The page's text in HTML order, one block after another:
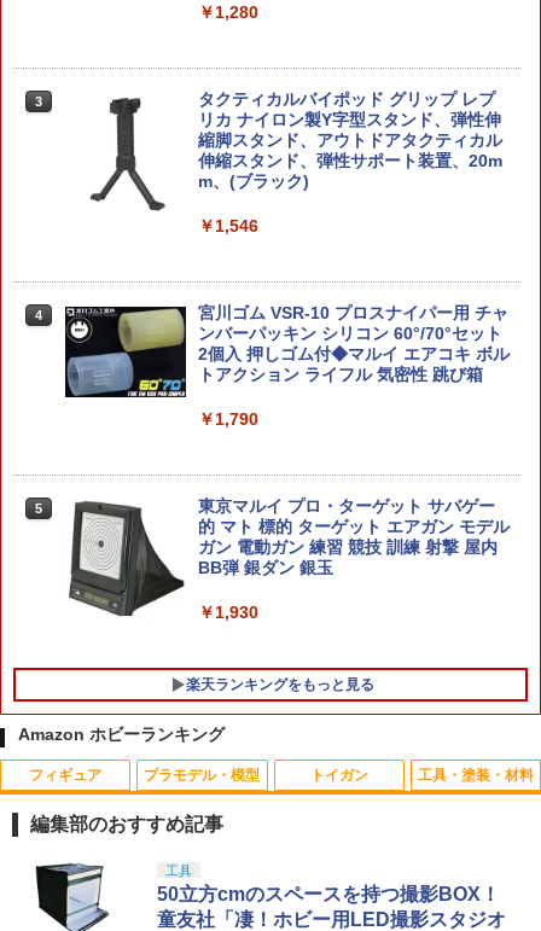
S バンダイ スピリッツ ガンダム プラモ
デル ガンプラ 機動戦士ガンダム 水星の
魔女
￥4,800
プレミアムバンダイ限定 [5061862]＜プ
ラモデル＞（代引き不可）6512
￥4,830
版) 【B】 ※未組立・外箱に傷み、少し
破れあり
￥4,950
フィギュア)
￥7,506
【中古】 美品 タカラトミー トランスフ
￥7,552
ア ｢一番くじ ブルーロック 存在の証明｣
￥1,280
3
タクティカルバイポッド グリップ レプ
リカ ナイロン製Y字型スタンド、弾性伸
縮脚スタンド、アウトドアタクティカル
伸縮スタンド、弾性サポート装置、20m
m、(ブラック)
￥1,546
4
宮川ゴム VSR-10 プロスナイパー用 チャ
ンバーパッキン シリコン 60°/70°セット
2個入 押しゴム付◆マルイ エアコキ ボル
トアクション ライフル 気密性 跳び箱
￥1,790
5
東京マルイ プロ・ターゲット サバゲー
的 マト 標的 ターゲット エアガン モデル
ガン 電動ガン 練習 競技 訓練 射撃 屋内
BB弾 銀ダン 銀玉
￥1,930
楽天ランキングをもっと見る
1
おふろDEミニカー E231系500番台 山手
線/総武線おもちゃ こども 子供 知育 勉強
3歳
Amazon ホビーランキング
フィギュア
1
K トランスフォーマー ニューレジェンズ
NL-07 サウンドウェーブ 可動フィギュア
プラモデル・模型
1
30MS SIS-J00 メルンジャ[カラーA] 色
分け済みプラモデル
トイガン
1
ト ガバメント HG 18歳以上エアーHOP
ハンドガン
工具・塗装・材料
1
ミアムトップコートスプレー 光沢 88ml
ホビー用仕上材 B601
編集部のおすすめ記事
工具
50立方cmのスペースを持つ撮影BOX！
童友社「凄！ホビー用LED撮影スタジオ